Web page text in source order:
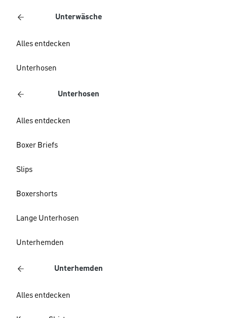
Unterwäsche
Alles entdecken
Unterhosen
Unterhosen
Alles entdecken
Boxer Briefs
Slips
Boxershorts
Lange Unterhosen
Unterhemden
Unterhemden
Alles entdecken